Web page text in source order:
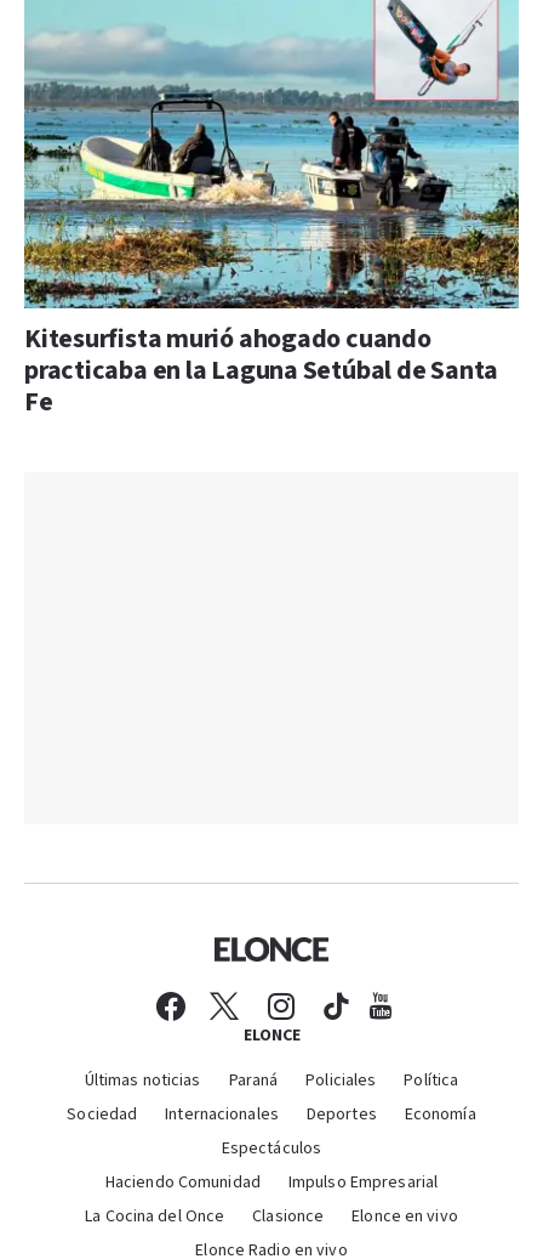
Kitesurfista murió ahogado cuando
practicaba en la Laguna Setúbal de Santa
Fe
ELONCE
Últimas noticias Paraná Policiales
Política
Sociedad
Internacionales Deportes
Economía
Espectáculos
Haciendo Comunidad
Impulso Empresarial
La Cocina del Once
Clasionce
Elonce en vivo
Elonce Radio en vivo